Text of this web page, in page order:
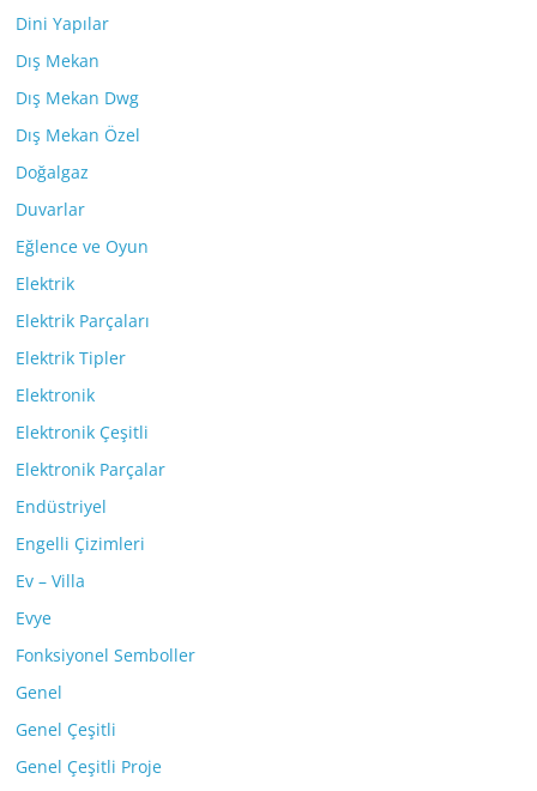
Dini Yapılar
Dış Mekan
Dış Mekan Dwg
Dış Mekan Özel
Doğalgaz
Duvarlar
Eğlence ve Oyun
Elektrik
Elektrik Parçaları
Elektrik Tipler
Elektronik
Elektronik Çeşitli
Elektronik Parçalar
Endüstriyel
Engelli Çizimleri
Ev – Villa
Evye
Fonksiyonel Semboller
Genel
Genel Çeşitli
Genel Çeşitli Proje